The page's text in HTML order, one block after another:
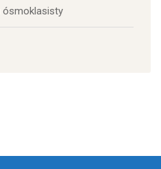
ósmoklasisty